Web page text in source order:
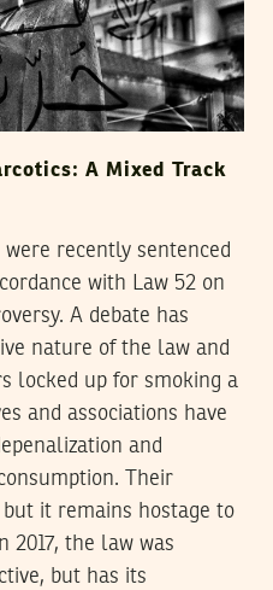
A Mixed Track
recently sentenced
with Law 52 on
A debate has
nature of the law and
locked up for smoking a
and associations have
and
Their
it remains hostage to
2017, the law was
but has its